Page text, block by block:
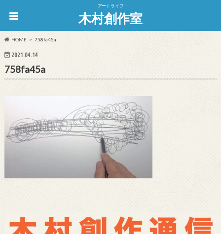
アートライフ
木村創作室
HOME 758fa45a
2021.04.14
758fa45a